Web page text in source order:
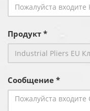
Продукт *
Сообщение *